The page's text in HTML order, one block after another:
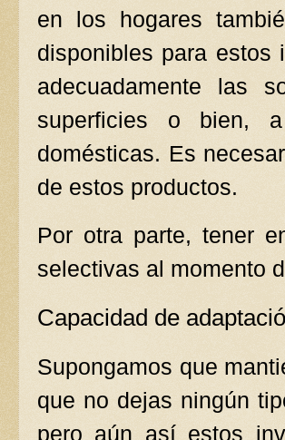
en los hogares
disponibles para estos
adecuadamente las
superficies o bien,
domésticas. Es
de estos productos.
Por otra parte, tener
selectivas al momento
Capacidad de
Supongamos que
que no dejas ningún
pero aún así estos